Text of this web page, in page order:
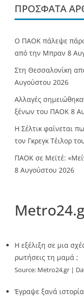
ΠΡΌΣΦΑΤΑ
Ο ΠΑΟΚ πάλεψε
από την Μπραν 8
Στη Θεσσαλονίκη
Αυγούστου 2026
Αλλαγές
ξένων του ΠΑΟΚ 8
Η Σέλτικ φαίνεται
τον Γκρεγκ Τέιλορ
ΠΑΟΚ σε Μεϊτέ:
8 Αυγούστου 2026
Η εξέλιξη σε μια
ρωτήσεις τη μαμά ;
Source: Metro24.gr
Έγραψε ξανά